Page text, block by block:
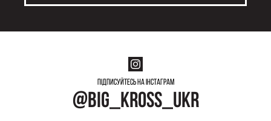
Підписуйтесь на інстаграм
@big_kross_ukr